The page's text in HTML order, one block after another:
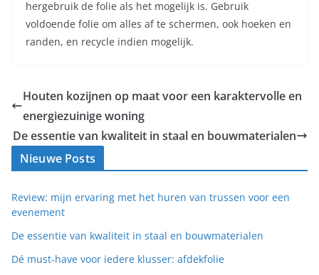
hergebruik de folie als het mogelijk is. Gebruik
voldoende folie om alles af te schermen, ook hoeken en
randen, en recycle indien mogelijk.
Houten kozijnen op maat voor een karaktervolle en
energiezuinige woning
De essentie van kwaliteit in staal en bouwmaterialen
Nieuwe Posts
Review: mijn ervaring met het huren van trussen voor een
evenement
De essentie van kwaliteit in staal en bouwmaterialen
Dé must-have voor iedere klusser: afdekfolie